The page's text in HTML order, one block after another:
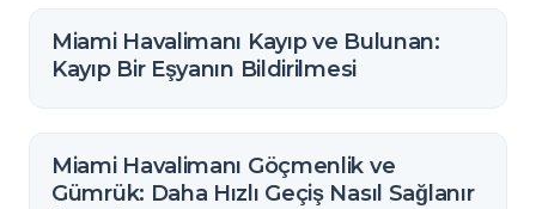
Miami Havalimanı Kayıp ve Bulunan:
Kayıp Bir Eşyanın Bildirilmesi
Miami Havalimanı Göçmenlik ve
Gümrük: Daha Hızlı Geçiş Nasıl Sağlanır